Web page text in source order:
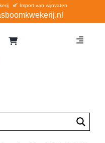
Import van wijnvaten
Toggle